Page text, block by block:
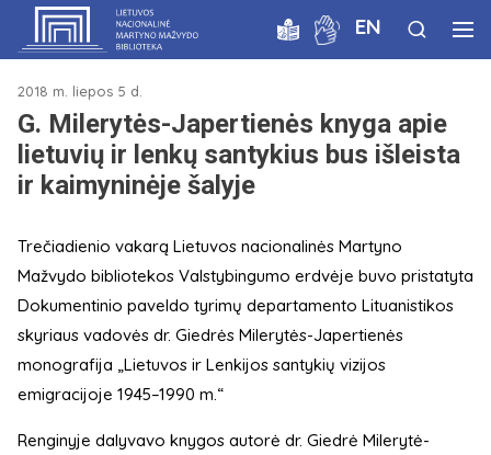
EN
2018 m. liepos 5 d.
G. Milerytės-Japertienės knyga apie
lietuvių ir lenkų santykius bus išleista
ir kaimyninėje šalyje
Trečiadienio vakarą Lietuvos nacionalinės Martyno
Mažvydo bibliotekos Valstybingumo erdvėje buvo pristatyta
Dokumentinio paveldo tyrimų departamento Lituanistikos
skyriaus vadovės dr. Giedrės Milerytės-Japertienės
monografija „Lietuvos ir Lenkijos santykių vizijos
emigracijoje 1945–1990 m.“
Renginyje dalyvavo knygos autorė dr. Giedrė Milerytė-